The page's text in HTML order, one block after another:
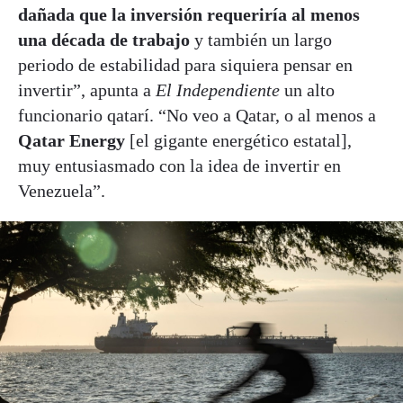
dañada que la inversión requeriría al menos
una década de trabajo y también un largo
periodo de estabilidad para siquiera pensar en
invertir”, apunta a El Independiente un alto
funcionario qatarí. “No veo a Qatar, o al menos a
Qatar Energy [el gigante energético estatal],
muy entusiasmado con la idea de invertir en
Venezuela”.